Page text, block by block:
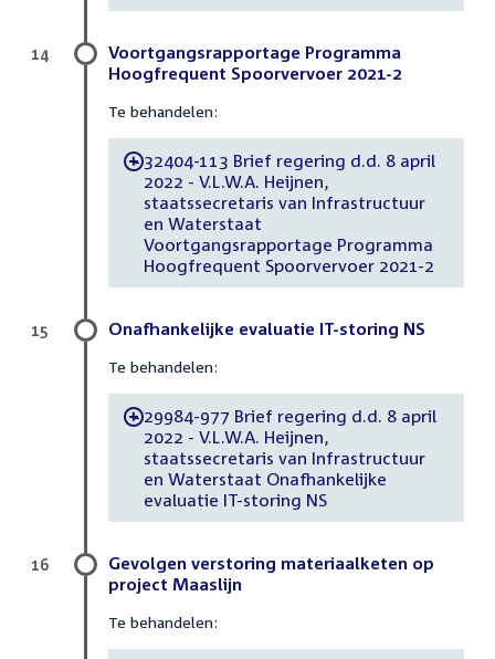
Voortgangsrapportage Programma
Hoogfrequent Spoorvervoer 2021-2
Te behandelen:
-32404-113 Brief regering d.d. 8 april
2022 - V.L.W.A. Heijnen,
staatssecretaris van Infrastructuur
en Waterstaat
Voortgangsrapportage Programma
Hoogfrequent Spoorvervoer 2021-2
14
Onafhankelijke evaluatie IT-storing NS
Te behandelen:
-29984-977 Brief regering d.d. 8 april
2022 - V.L.W.A. Heijnen,
staatssecretaris van Infrastructuur
en Waterstaat Onafhankelijke
evaluatie IT-storing NS
15
Gevolgen verstoring materiaalketen op
project Maaslijn
Te behandelen:
16